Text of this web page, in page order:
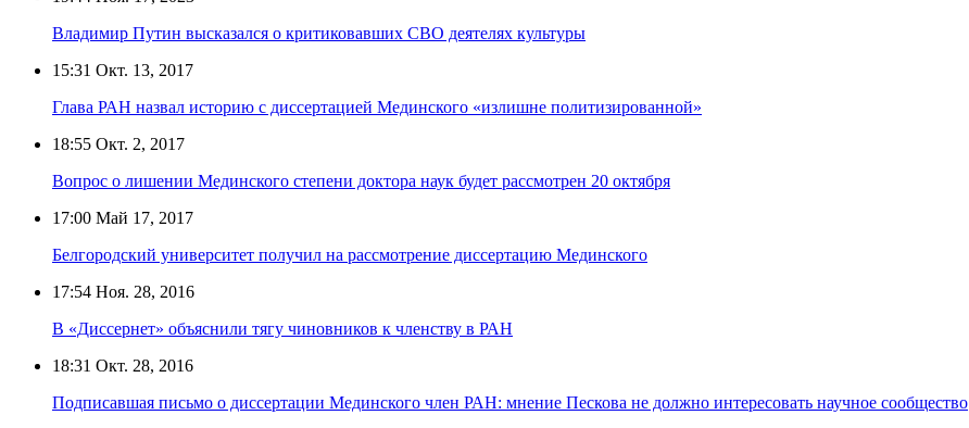
Владимир Путин высказался о критиковавших СВО деятелях культуры
15:31 Окт. 13, 2017
Глава РАН назвал историю с диссертацией Мединского «излишне политизированной»
18:55 Окт. 2, 2017
Вопрос о лишении Мединского степени доктора наук будет рассмотрен 20 октября
17:00 Май 17, 2017
Белгородский университет получил на рассмотрение диссертацию Мединского
17:54 Ноя. 28, 2016
В «Диссернет» объяснили тягу чиновников к членству в РАН
18:31 Окт. 28, 2016
Подписавшая письмо о диссертации Мединского член РАН: мнение Пескова не должно интересовать научное сообщество